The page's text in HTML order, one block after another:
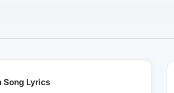
Song Lyrics